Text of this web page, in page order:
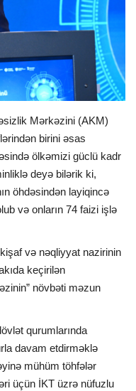
Mərkəzini (AKM)
birini əsas
ölkəmizi güclü kadr
deyə bilərik ki,
öhdəsindən layiqincə
və onların 74 faizi işlə
və nəqliyyat nazirinin
keçirilən
növbəti məzun
qurumlarında
davam etdirməklə
mühüm töhfələr
üçün İKT üzrə nüfuzlu